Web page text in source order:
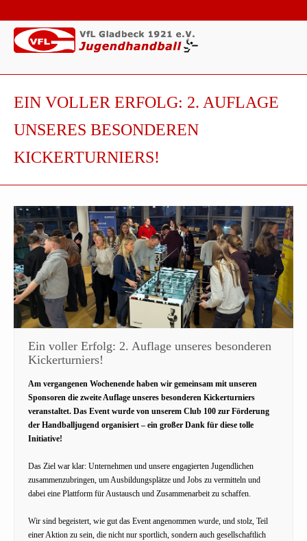
EIN VOLLER ERFOLG: 2. AUFLAGE
UNSERES BESONDEREN
KICKERTURNIERS!
Ein voller Erfolg: 2. Auflage unseres besonderen
Kickerturniers!
Am vergangenen Wochenende haben wir gemeinsam mit unseren
Sponsoren die zweite Auflage unseres besonderen Kickerturniers
veranstaltet. Das Event wurde von unserem Club 100 zur Förderung
der Handballjugend organisiert – ein großer Dank für diese tolle
Initiative!
Das Ziel war klar: Unternehmen und unsere engagierten Jugendlichen
zusammenzubringen, um Ausbildungsplätze und Jobs zu vermitteln und
dabei eine Plattform für Austausch und Zusammenarbeit zu schaffen.
Wir sind begeistert, wie gut das Event angenommen wurde, und stolz, Teil
einer Aktion zu sein, die nicht nur sportlich, sondern auch gesellschaftlich